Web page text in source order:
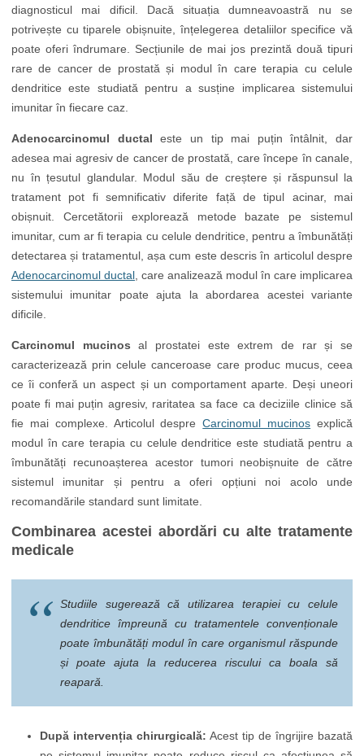
diagnosticul mai dificil. Dacă situația dumneavoastră nu se
potrivește cu tiparele obișnuite, înțelegerea detaliilor specifice vă
poate oferi îndrumare. Secțiunile de mai jos prezintă două tipuri
rare de cancer de prostată și modul în care terapia cu celule
dendritice este studiată pentru a susține implicarea sistemului
imunitar în fiecare caz.
Adenocarcinomul ductal este un tip mai puțin întâlnit, dar
adesea mai agresiv de cancer de prostată, care începe în canale,
nu în țesutul glandular. Modul său de creștere și răspunsul la
tratament pot fi semnificativ diferite față de tipul acinar, mai
obișnuit. Cercetătorii explorează metode bazate pe sistemul
imunitar, cum ar fi terapia cu celule dendritice, pentru a îmbunătăți
detectarea și tratamentul, așa cum este descris în articolul despre
Adenocarcinomul ductal , care analizează modul în care implicarea
sistemului imunitar poate ajuta la abordarea acestei variante
dificile.
Carcinomul mucinos al prostatei este extrem de rar și se
caracterizează prin celule canceroase care produc mucus, ceea
ce îi conferă un aspect și un comportament aparte. Deși uneori
poate fi mai puțin agresiv, raritatea sa face ca deciziile clinice să
fie mai complexe. Articolul despreCarcinomul mucinos explică
modul în care terapia cu celule dendritice este studiată pentru a
îmbunătăți recunoașterea acestor tumori neobișnuite de către
sistemul imunitar și pentru a oferi opțiuni noi acolo unde
recomandările standard sunt limitate.
Combinarea acestei abordări cu alte tratamente
medicale
Studiile sugerează că utilizarea terapiei cu celule
dendritice împreună cu tratamentele convenționale
poate îmbunătăți modul în care organismul răspunde
și poate ajuta la reducerea riscului ca boala să
reapară.
După intervenția chirurgicală: Acest tip de îngrijire bazată